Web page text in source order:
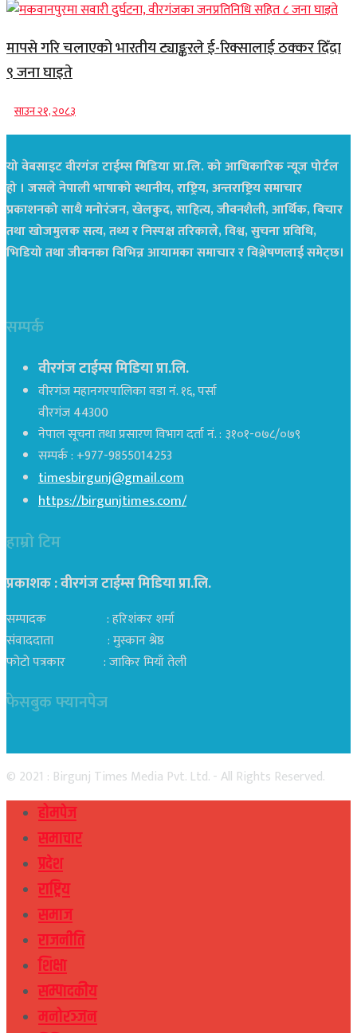
मापसे गरि चलाएको भारतीय ट्याङ्करले ई-रिक्सालाई ठक्कर दिँदा
९ जना घाइते
साउन २१, २०८३
यो वेबसाइट वीरगंज टाईम्स मिडिया प्रा.लि. को आधिकारिक न्यूज पोर्टल
हो । जसले नेपाली भाषाको स्थानीय, राष्ट्रिय, अन्तराष्ट्रिय समाचार
प्रकाशनको साथै मनोरंजन, खेलकुद, साहित्य, जीवनशैली, आर्थिक, बिचार
तथा खोजमुलक सत्य, तथ्य र निस्पक्ष तरिकाले, विश्व, सुचना प्रविधि,
भिडियो तथा जीवनका विभिन्न आयामका समाचार र विश्लेषणलाई समेट्छ।
सम्पर्क
वीरगंज टाईम्स मिडिया प्रा.लि.
वीरगंज महानगरपालिका वडा नं. १६, पर्सा
वीरगंज 44300
नेपाल सूचना तथा प्रसारण विभाग दर्ता नं. : ३१०१-०७८/०७९
सम्पर्क : +977-9855014253
timesbirgunj@gmail.com
https://birgunjtimes.com/
हाम्रो टिम
प्रकाशक : वीरगंज टाईम्स मिडिया प्रा‍.लि.
सम्पादक : हरिशंकर शर्मा
संवाददाता : मुस्कान श्रेष्ठ
फोटो पत्रकार : जाकिर मियाँ तेली
फेसबुक फ्यानपेज
© 2021 : Birgunj Times Media Pvt. Ltd. - All Rights Reserved.
होमपेज
समाचार
प्रदेश
राष्ट्रिय
समाज
राजनीति
शिक्षा
सम्पादकीय
मनोरञ्जन